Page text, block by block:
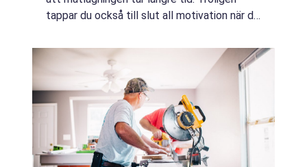
tappar du också till slut all motivation när du
Detsamma gäller om du hela ti...